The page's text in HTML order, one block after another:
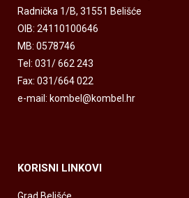
Radnička 1/B, 31551 Belišće
OIB: 24110100646
MB: 0578746
Tel: 031/ 662 243
Fax: 031/664 022
e-mail: kombel@kombel.hr
KORISNI LINKOVI
Grad Belišće